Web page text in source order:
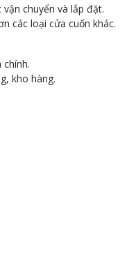
chuyển và lắp đặt.
các loại cửa cuốn khác.
chính.
kho hàng.